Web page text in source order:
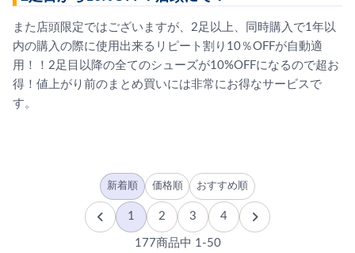
また店頭限定ではございますが、2足以上、同時購入で1年以
内の購入の際に使用出来るリピート割り10％OFFが自動適
用！！2足目以降の全てのシューズが10%OFFになるので超お
得！値上がり前のまとめ買いには非常にお得なサービスで
す。
新着順 価格順 おすすめ順
1 2 3 4
177商品中 1-50